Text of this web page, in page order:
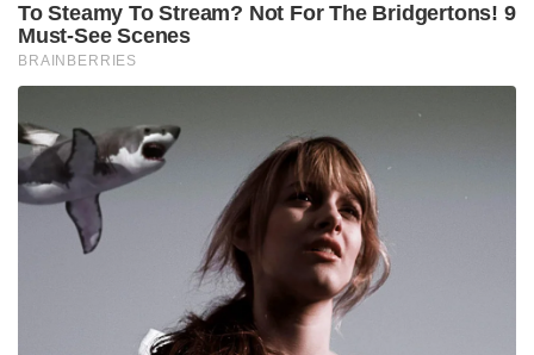
To Steamy To Stream? Not For The Bridgertons! 9
Must-See Scenes
BRAINBERRIES